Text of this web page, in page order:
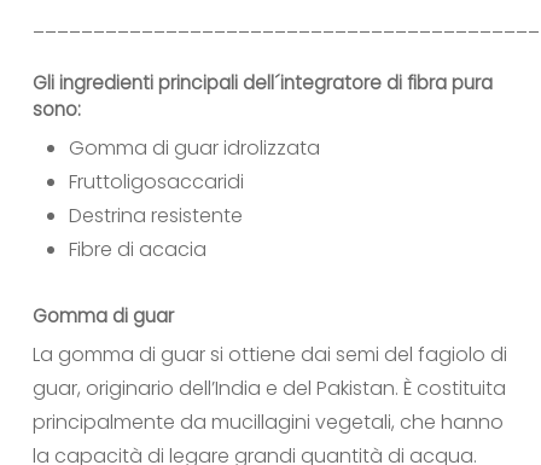
Gli ingredienti principali dell´integratore di fibra pura
sono:
Gomma di guar idrolizzata
Fruttoligosaccaridi
Destrina resistente
Fibre di acacia
Gomma di guar
La gomma di guar si ottiene dai semi del fagiolo di
guar, originario dell’India e del Pakistan. È costituita
principalmente da mucillagini vegetali, che hanno
la capacità di legare grandi quantità di acqua.